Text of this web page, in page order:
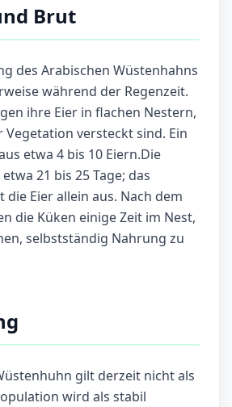
Brut
des Arabischen Wüstenhahns
während der Regenzeit.
ihre Eier in flachen Nestern,
versteckt sind. Ein
etwa 4 bis 10 Eiern.Die
21 bis 25 Tage; das
Eier allein aus. Nach dem
die Küken einige Zeit im Nest,
selbstständig Nahrung zu
gilt derzeit nicht als
wird als stabil